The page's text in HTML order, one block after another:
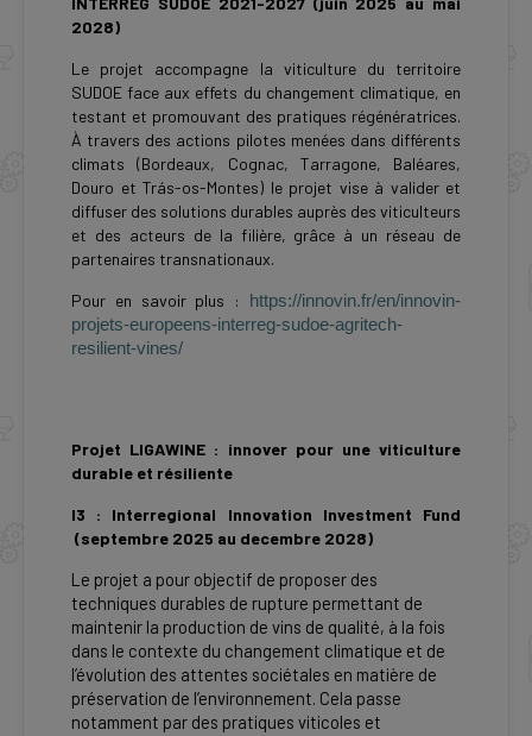
2028)
Le projet accompagne la viticulture du territoire
SUDOE face aux effets du changement climatique, en
testant et promouvant des pratiques régénératrices.
À travers des actions pilotes menées dans différents
climats (Bordeaux, Cognac, Tarragone, Baléares,
Douro et Trás-os-Montes) le projet vise à valider et
diffuser des solutions durables auprès des viticulteurs
et des acteurs de la filière, grâce à un réseau de
partenaires transnationaux.
Pour en savoir plus :
https://innovin.fr/en/innovin-
projets-europeens-interreg-sudoe-agritech-
resilient-vines/
Projet LIGAWINE : innover pour une viticulture
durable et résiliente
I3 : Interregional Innovation Investment Fund
(septembre 2025 au decembre 2028)
Le projet a pour objectif de proposer des
techniques durables de rupture permettant de
maintenir la production de vins de qualité, à la fois
dans le contexte du changement climatique et de
l’évolution des attentes sociétales en matière de
préservation de l’environnement. Cela passe
notamment par des pratiques viticoles et